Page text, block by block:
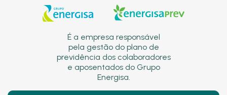
É a empresa responsável
pela gestão do plano de
previdência dos colaboradores
e aposentados do Grupo
Energisa.